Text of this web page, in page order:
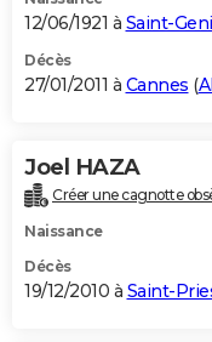
12/06/1921 à Saint-
Décès
27/01/2011 à Cannes (
Joel HAZA
Créer une cagnotte
Naissance
Décès
19/12/2010 à Saint-